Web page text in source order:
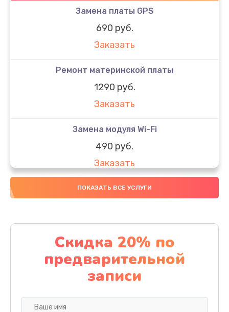
Замена платы GPS
690 руб.
Заказать
Ремонт материнской платы
1290 руб.
Заказать
Замена модуля Wi-Fi
490 руб.
Заказать
Замена микрофона
Заказать
Замена аккумулятора
1130 руб.
Заказать
Замена дисплея (экрана)
ПОКАЗАТЬ ВСЕ УСЛУГИ
Скидка 20% по
предварительной
записи